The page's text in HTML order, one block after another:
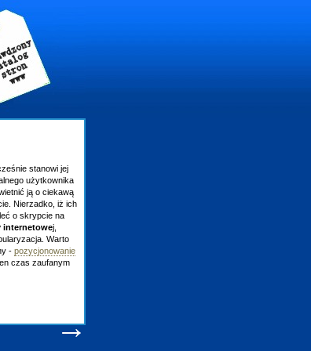
stanowi jej
użytkownika
ją o ciekawą
Nierzadko, iż ich
o skrypcie na
internetowej,
Warto
- pozycjonowanie
czas zaufanym
→